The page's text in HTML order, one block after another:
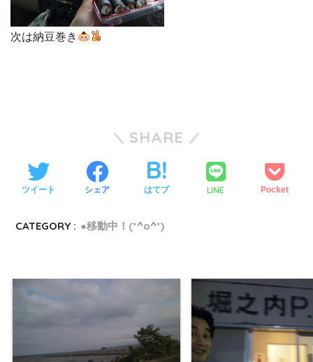
次は納豆巻き
SHARE
ツイート シェア はてブ LINE Pocket
CATEGORY : ●移動中！(*^o^*)